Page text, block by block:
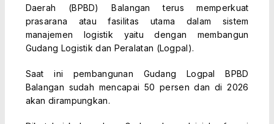
Daerah (BPBD) Balangan terus memperkuat
prasarana atau fasilitas utama dalam sistem
manajemen logistik yaitu dengan membangun
Gudang Logistik dan Peralatan (Logpal).
Saat ini pembangunan Gudang Logpal BPBD
Balangan sudah mencapai 50 persen dan di 2026
akan dirampungkan.